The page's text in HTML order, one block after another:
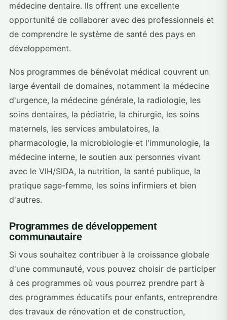
médecine dentaire. Ils offrent une excellente
opportunité de collaborer avec des professionnels et
de comprendre le système de santé des pays en
développement.
Nos programmes de bénévolat médical couvrent un
large éventail de domaines, notamment la médecine
d'urgence, la médecine générale, la radiologie, les
soins dentaires, la pédiatrie, la chirurgie, les soins
maternels, les services ambulatoires, la
pharmacologie, la microbiologie et l'immunologie, la
médecine interne, le soutien aux personnes vivant
avec le VIH/SIDA, la nutrition, la santé publique, la
pratique sage-femme, les soins infirmiers et bien
d'autres.
Programmes de développement
communautaire
Si vous souhaitez contribuer à la croissance globale
d'une communauté, vous pouvez choisir de participer
à ces programmes où vous pourrez prendre part à
des programmes éducatifs pour enfants, entreprendre
des travaux de rénovation et de construction,